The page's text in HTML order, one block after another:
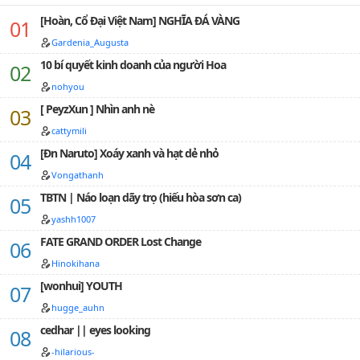
NHÂN VẬT QUÁ NẶNG! TRONG TẦM GIỚI HẠN!!!…
[Hoàn, Cổ Đại Việt Nam] NGHĨA ĐÁ VÀNG
Gardenia_Augusta
10 bí quyết kinh doanh của người Hoa
nohyou
[ PeyzXun ] Nhìn anh nè
cattymili
[Đn Naruto] Xoáy xanh và hạt dẻ nhỏ
Vongathanh
TBTN | Náo loạn dãy trọ (hiếu hòa sơn ca)
yashh1007
FATE GRAND ORDER Lost Change
Hinokihana
[wonhui] YOUTH
hugge_auhn
cedhar || eyes looking
-hilarious-